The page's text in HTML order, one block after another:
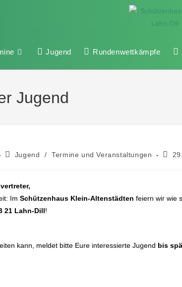
Jugend Rundenwettkämpfe
Jugend
Jugend / Termine und Veranstaltungen
ImSchützenhaus Klein-Altenstädten feiern wir wie
21 Lahn-Dill!
kann, meldet bitte Eure interessierte Jugend bis